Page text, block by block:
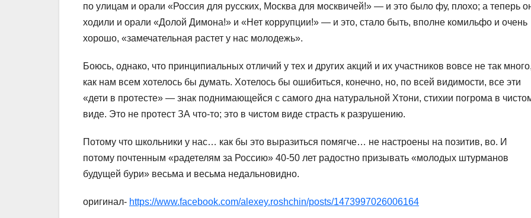
по улицам и орали «Россия для русских, Москва для москвичей!» — и это было фу, плохо; а теперь
ходили и орали «Долой Димона!» и «Нет коррупции!» — и это, стало быть, вполне комильфо и очень
хорошо, «замечательная растет у нас молодежь».
Боюсь, однако, что принципиальных отличий у тех и других акций и их участников вовсе не так
как нам всем хотелось бы думать. Хотелось бы ошибиться, конечно, но, по всей видимости, все эти
«дети в протесте» — знак поднимающейся с самого дна натуральной Хтони, стихии погрома в
виде. Это не протест ЗА что-то; это в чистом виде страсть к разрушению.
Потому что школьники у нас… как бы это выразиться помягче… не настроены на позитив, во. И
потому почтенным «радетелям за Россию» 40-50 лет радостно призывать «молодых штурманов
будущей бури» весьма и весьма недальновидно.
оригинал- https://www.facebook.com/alexey.roshchin/posts/1473997026006164